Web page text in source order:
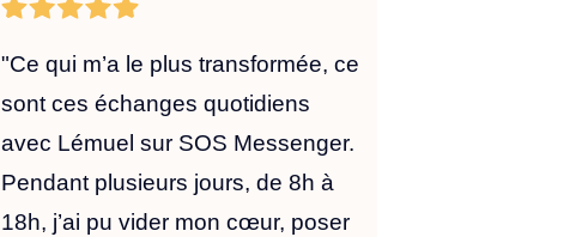
"Ce qui m’a le plus transformée, ce
sont ces échanges quotidiens
avec Lémuel sur SOS Messenger.
Pendant plusieurs jours, de 8h à
18h, j’ai pu vider mon cœur, poser